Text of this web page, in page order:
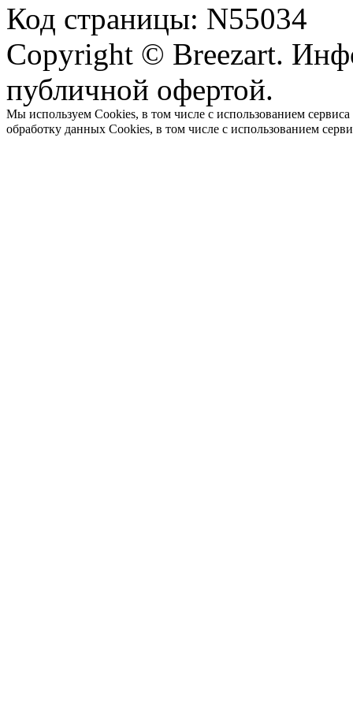
Код страницы: N55034
Copyright © Breezart.
публичной офертой.
Мы используем Cookies, в том числе с использованием
обработку данных Cookies, в том числе с использованием